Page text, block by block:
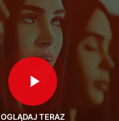
OGLĄDAJ TERAZ